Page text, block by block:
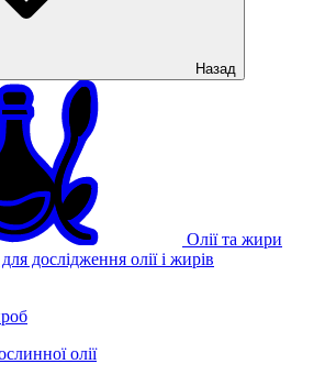
Назад
Олії та жири
дослідження олії і жирів
олії